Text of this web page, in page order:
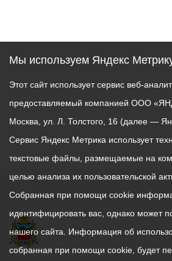
Мы используем Яндекс
Этот сайт использует сервис веб-
предоставляемый компанией ООО
Москва, ул. Л. Толстого, 16 (далее —
Сервис Яндекс Метрика использует
текстовые файлы, размещаемые на
целью анализа их пользовательской
Собранная при помощи cookie
идентифицировать вас, однако может
нашего сайта. Информация об
собранная при помощи cookie, будет